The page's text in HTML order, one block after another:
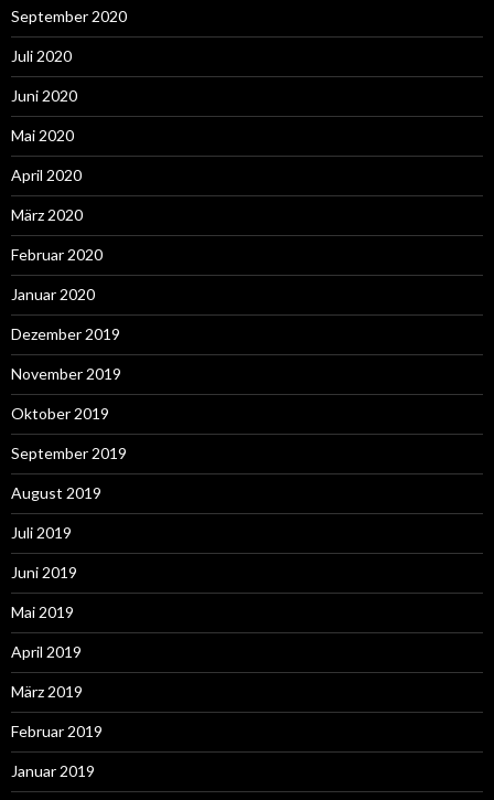
September 2020
Juli 2020
Juni 2020
Mai 2020
April 2020
März 2020
Februar 2020
Januar 2020
Dezember 2019
November 2019
Oktober 2019
September 2019
August 2019
Juli 2019
Juni 2019
Mai 2019
April 2019
März 2019
Februar 2019
Januar 2019